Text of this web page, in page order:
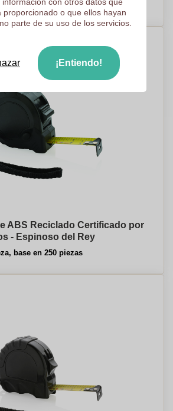
base en 250 piezas
ABS Reciclado Certificado por
- Espinoso del Rey
base en 250 piezas
proporcionado o que ellos hayan
parte de su uso de los servicios.
¡Entiendo!